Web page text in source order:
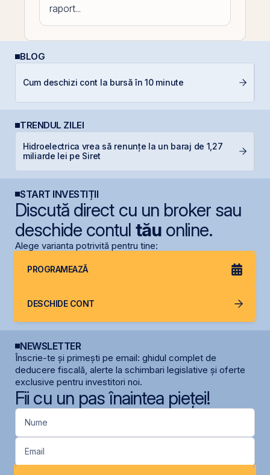
raport...
BLOG
Cum deschizi cont la bursă în 10 minute
TRENDUL ZILEI
Hidroelectrica vrea să renunțe la un baraj de 1,27
miliarde lei pe Siret
START INVESTIȚII
Discută direct cu un broker sau
deschide contul tăuonline.
Alege varianta potrivită pentru tine:
PROGRAMEAZĂ
DESCHIDE CONT
NEWSLETTER
Înscrie-te și primești pe email: ghidul complet de
deducere fiscală, alerte la schimbari legislative și oferte
exclusive pentru investitori noi.
Fii cu un pas înaintea pieței!
Nume
Email